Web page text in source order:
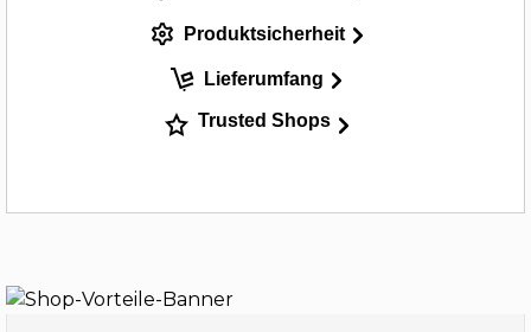
Produktsicherheit
Lieferumfang
Trusted Shops